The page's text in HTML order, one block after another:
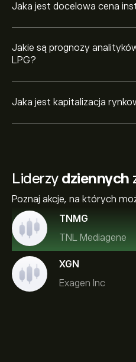
Jaka jest docelowa cena
Jakie są prognozy
LPG?
Jaka jest kapitalizacja
Liderzy dziennych
Poznaj akcje, na których
TNMG
TNL Mediagene
XGN
Exagen Inc